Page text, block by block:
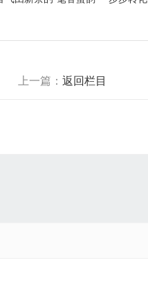
上一篇： 返回栏目